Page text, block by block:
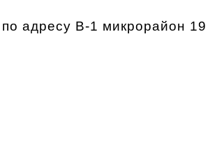
адресу В-1 микрорайон 19